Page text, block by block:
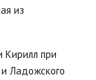
из
Кирилл при
Ладожского